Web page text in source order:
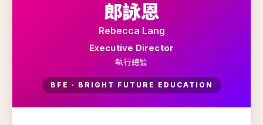
郎詠恩
Rebecca Lang
Executive Director
執行總監
BFE · BRIGHT FUTURE EDUCATION